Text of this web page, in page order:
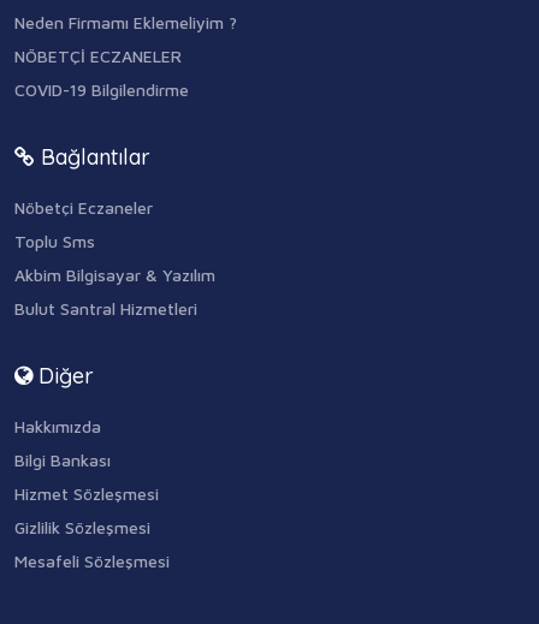
Neden Firmamı Eklemeliyim ?
NÖBETÇİ ECZANELER
COVID-19 Bilgilendirme
Bağlantılar
Nöbetçi Eczaneler
Toplu Sms
Akbim Bilgisayar & Yazılım
Bulut Santral Hizmetleri
Diğer
Hakkımızda
Bilgi Bankası
Hizmet Sözleşmesi
Gizlilik Sözleşmesi
Mesafeli Sözleşmesi